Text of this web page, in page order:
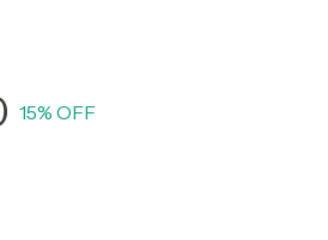
15% OFF